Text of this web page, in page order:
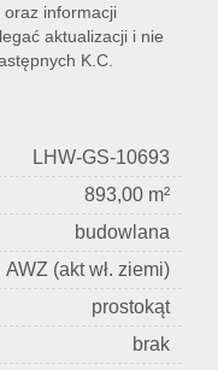
informacji
aktualizacji i nie
K.C.
LHW-GS-10693
893,00 m²
budowlana
AWZ (akt wł. ziemi)
prostokąt
brak